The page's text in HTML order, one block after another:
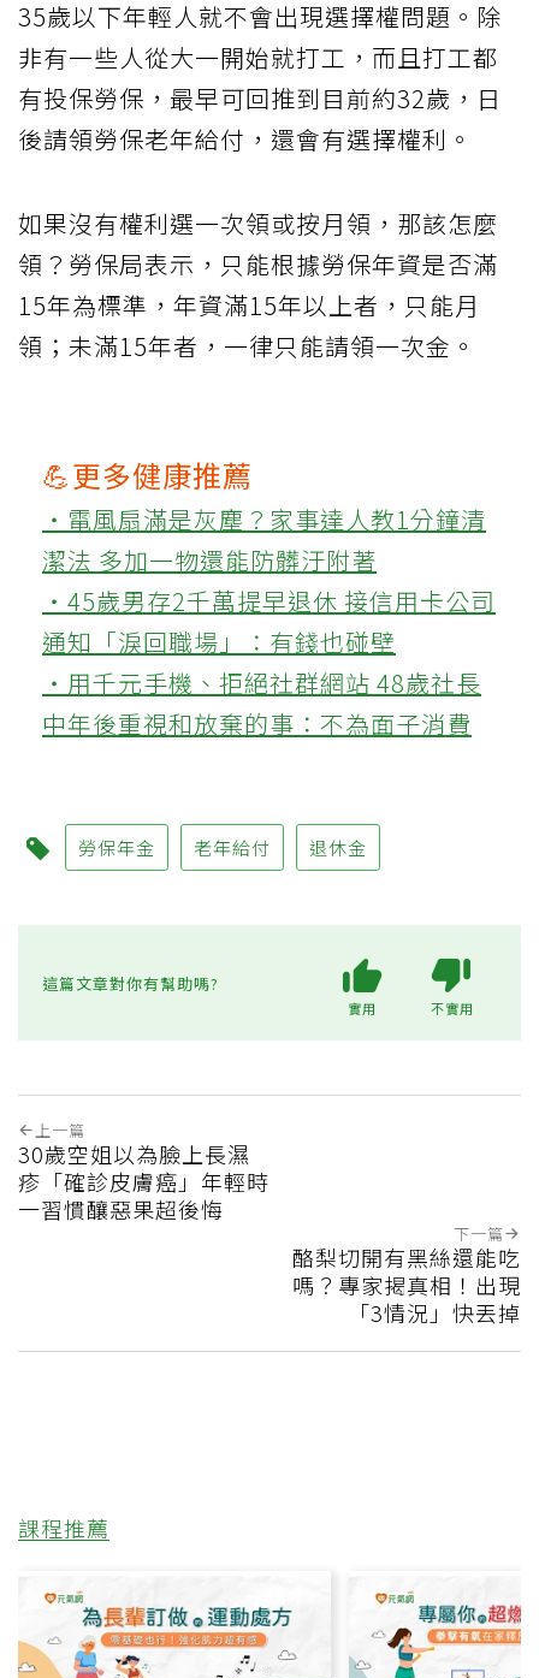
35歲以下年輕人就不會出現選擇權問題。除
非有一些人從大一開始就打工，而且打工都
有投保勞保，最早可回推到目前約32歲，日
後請領勞保老年給付，還會有選擇權利。
如果沒有權利選一次領或按月領，那該怎麼
領？勞保局表示，只能根據勞保年資是否滿
15年為標準，年資滿15年以上者，只能月
領；未滿15年者，一律只能請領一次金。
💪更多健康推薦
‧電風扇滿是灰塵？家事達人教1分鐘清
潔法 多加一物還能防髒汙附著
‧45歲男存2千萬提早退休 接信用卡公司
通知「淚回職場」：有錢也碰壁
‧用千元手機、拒絕社群網站 48歲社長
中年後重視和放棄的事：不為面子消費
勞保年金 老年給付 退休金
這篇文章對你有幫助嗎?
實用 不實用
上一篇
30歲空姐以為臉上長濕
疹「確診皮膚癌」年輕時
一習慣釀惡果超後悔
下一篇
酪梨切開有黑絲還能吃
嗎？專家揭真相！出現
「3情況」快丟掉
課程推薦